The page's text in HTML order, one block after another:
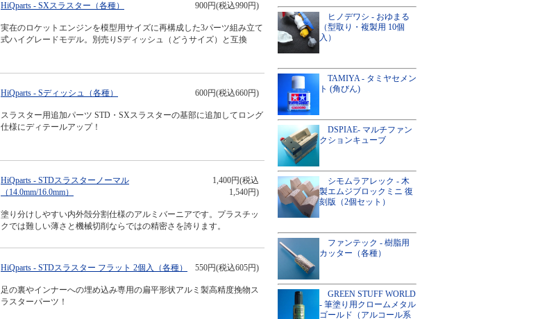
HiQparts - SXスラスター（各種） 900円(税込990円)
実在のロケットエンジンを模型用サイズに再構成した3パーツ組み立て
式ハイグレードモデル。別売りSディッシュ（どうサイズ）と互換
HiQparts - Sディッシュ（各種） 600円(税込660円)
スラスター用追加パーツ STD・SXスラスターの基部に追加してロング
仕様にディテールアップ！
HiQparts - STDスラスターノーマル
（14.0mm/16.0mm）
1,400円(税込
1,540円)
塗り分けしやすい内外殻分割仕様のアルミバーニアです。プラスチッ
クでは難しい薄さと機械切削ならではの精密さを誇ります。
HiQparts - STDスラスター フラット 2個入（各種） 550円(税込605円)
足の裏やインナーへの埋め込み専用の扁平形状アルミ製高精度挽物ス
ラスターパーツ！
ヒノデワシ - おゆまる
（型取り・複製用 10個
入）
TAMIYA - タミヤセメン
ト (角びん)
DSPIAE- マルチファン
クションキューブ
シモムラアレック - 木
製エムジブロックミニ 復
刻版（2個セット）
ファンテック - 樹脂用
カッター（各種）
GREEN STUFF WORLD
- 筆塗り用クロームメタル
ゴールド（アルコール系